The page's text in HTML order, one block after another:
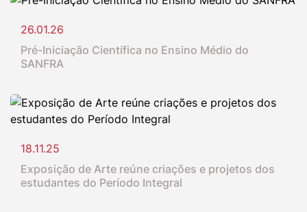
26.01.26
Pré-Iniciação Científica no Ensino Médio do
SANFRA
18.11.25
Exposição de Arte reúne criações e projetos dos
estudantes do Período Integral